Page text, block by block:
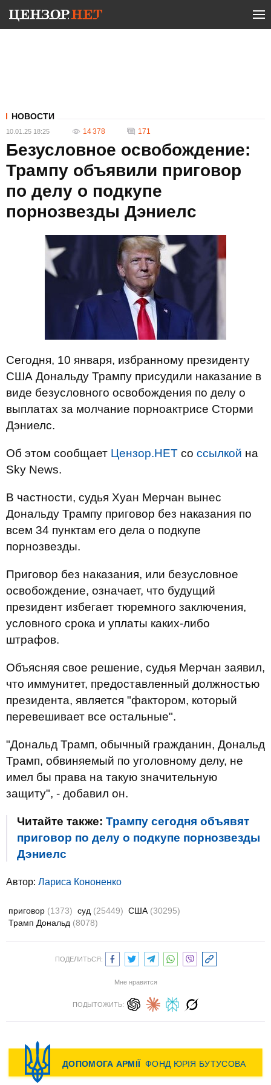
НОВОСТИ
10.01.25 18:25 14 378 171
Безусловное освобождение:
Трампу объявили приговор
по делу о подкупе
порнозвезды Дэниелс
Сегодня, 10 января, избранному президенту
США Дональду Трампу присудили наказание в
виде безусловного освобождения по делу о
выплатах за молчание порноактрисе Сторми
Дэниелс.
Об этом сообщает Цензор.НЕТ со ссылкой на
Sky News.
В частности, судья Хуан Мерчан вынес
Дональду Трампу приговор без наказания по
всем 34 пунктам его дела о подкупе
порнозвезды.
Приговор без наказания, или безусловное
освобождение, означает, что будущий
президент избегает тюремного заключения,
условного срока и уплаты каких-либо
штрафов.
Объясняя свое решение, судья Мерчан заявил,
что иммунитет, предоставленный должностью
президента, является "фактором, который
перевешивает все остальные".
"Дональд Трамп, обычный гражданин, Дональд
Трамп, обвиняемый по уголовному делу, не
имел бы права на такую значительную
защиту", - добавил он.
Читайте также: Трампу сегодня объявят
приговор по делу о подкупе порнозвезды
Дэниелс
Автор: Лариса Кононенко
приговор (1373) суд (25449) США (30295)
Трамп Дональд (8078)
ПОДЕЛИТЬСЯ:
Мне нравится
ПОДЫТОЖИТЬ: